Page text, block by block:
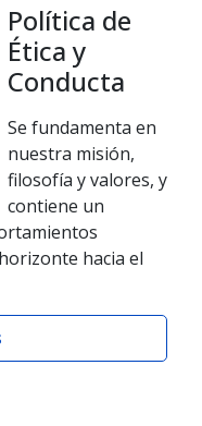
Política de
Ética y
Conducta
Se fundamenta en
nuestra misión,
filosofía y valores, y
contiene un
hacia el